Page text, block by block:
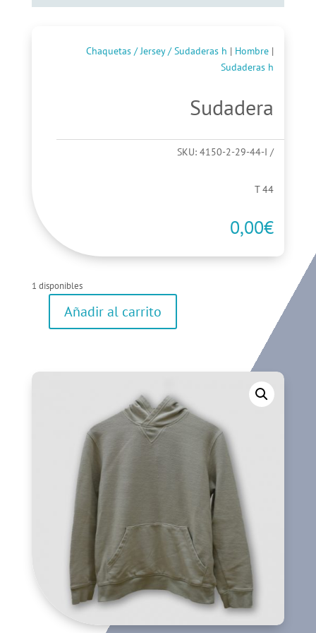
Chaquetas / Jersey / Sudaderas h | Hombre |
Sudaderas h
Sudadera
SKU:4150-2-29-44-I
T 44
0,00€
1 disponibles
SudaderaAñadir al carrito